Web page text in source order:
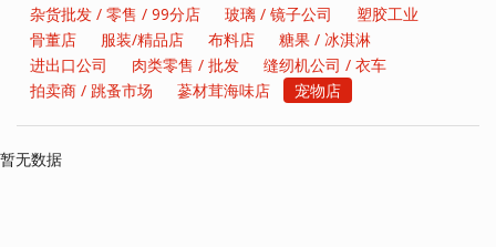
杂货批发 / 零售 / 99分店
玻璃 / 镜子公司
塑胶工业
骨董店
服装/精品店 布料店
糖果 / 冰淇淋
进出口公司
肉类零售 / 批发
缝纫机公司 / 衣车
拍卖商 / 跳蚤市场
蔘材茸海味店 宠物店
暂无数据